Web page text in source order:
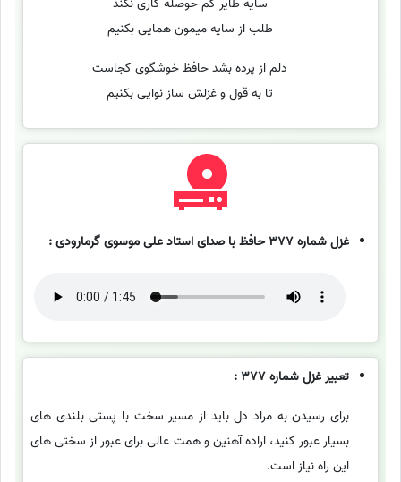
سایه طایر کم حوصله کاری نکند
طلب از سایه میمون همایی بکنیم
دلم از پرده بشد حافظ خوشگوی کجاست
تا به قول و غزلش ساز نوایی بکنیم
غزل شماره 377 حافظ با صدای استاد علی موسوی گرمارودی :
تعبیر غزل شماره 377 :
برای رسیدن به مراد دل باید از مسیر سخت با پستی بلندی های
بسیار عبور کنید، اراده آهنین و همت عالی برای عبور از سختی های
این راه نیاز است.